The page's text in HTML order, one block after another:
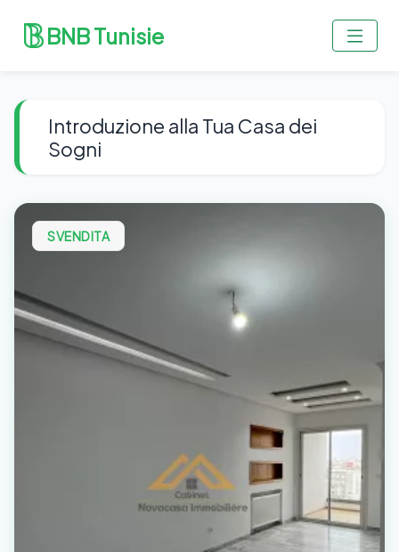
BNB Tunisie
Introduzione alla Tua Casa dei
Sogni
SVENDITA